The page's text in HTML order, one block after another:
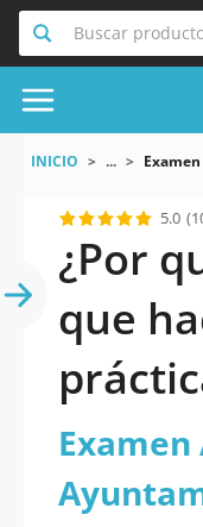
Buscar
INICIO ...
5.0
¿Por
que